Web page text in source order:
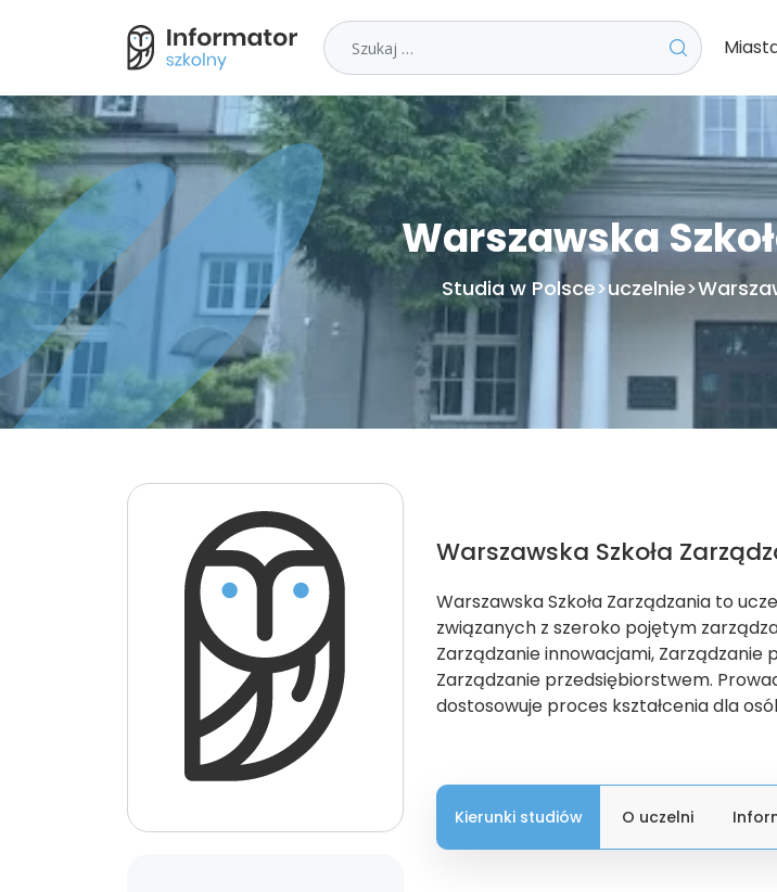
Szukaj
Warszawska
Studia w Polsce>uczelnie>
Warszawska Szkoła
Warszawska Szkoła Zarządzania to
związanych z szeroko pojętym
Zarządzanie innowacjami,
Zarządzanie przedsiębiorstwem.
dostosowuje proces kształcenia dla
Kierunki studiów O uczelni